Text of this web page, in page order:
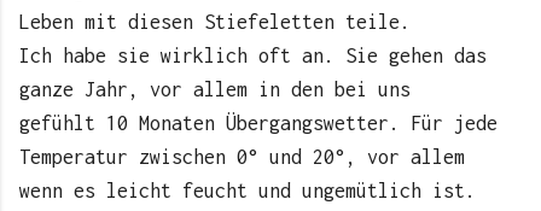
Leben mit diesen Stiefeletten teile.
Ich habe sie wirklich oft an. Sie gehen das
ganze Jahr, vor allem in den bei uns
gefühlt 10 Monaten Übergangswetter. Für jede
Temperatur zwischen 0° und 20°, vor allem
wenn es leicht feucht und ungemütlich ist.